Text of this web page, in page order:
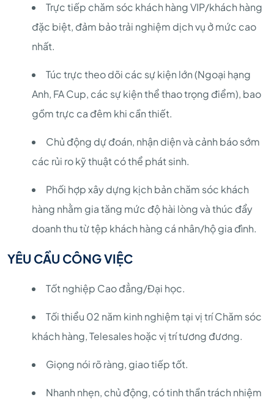
Trực tiếp chăm sóc khách hàng VIP/khách hàng
đặc biệt, đảm bảo trải nghiệm dịch vụ ở mức cao
nhất.
Túc trực theo dõi các sự kiện lớn (Ngoại hạng
Anh, FA Cup, các sự kiện thể thao trọng điểm), bao
gồm trực ca đêm khi cần thiết.
Chủ động dự đoán, nhận diện và cảnh báo sớm
các rủi ro kỹ thuật có thể phát sinh.
Phối hợp xây dựng kịch bản chăm sóc khách
hàng nhằm gia tăng mức độ hài lòng và thúc đẩy
doanh thu từ tệp khách hàng cá nhân/hộ gia đình.
YÊU CẦU CÔNG VIỆC
Tốt nghiệp Cao đẳng/Đại học.
Tối thiểu 02 năm kinh nghiệm tại vị trí Chăm sóc
khách hàng, Telesales hoặc vị trí tương đương.
Giọng nói rõ ràng, giao tiếp tốt.
Nhanh nhẹn, chủ động, có tinh thần trách nhiệm